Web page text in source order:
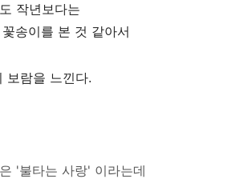
지는 몰라도 작
송이를 본 것 같아서
보람을 느낀다.
'불타는 사랑' 이라는데